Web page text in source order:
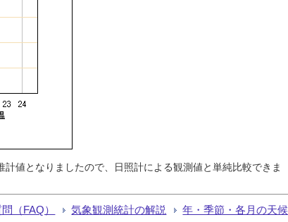
値となりましたので、日照計による観測値と単純比較できま
（FAQ） 気象観測統計の解説 年・季節・各月の天候